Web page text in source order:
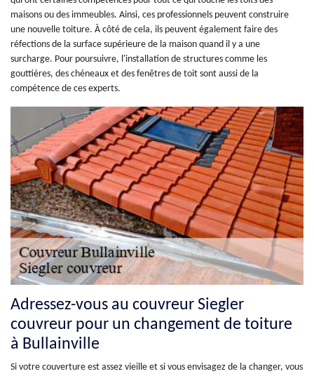
maisons ou des immeubles. Ainsi, ces professionnels peuvent construire
une nouvelle toiture. À côté de cela, ils peuvent également faire des
réfections de la surface supérieure de la maison quand il y a une
surcharge. Pour poursuivre, l'installation de structures comme les
gouttières, des chéneaux et des fenêtres de toit sont aussi de la
compétence de ces experts.
Adressez-vous au couvreur Siegler
couvreur pour un changement de toiture
à Bullainville
Si votre couverture est assez vieille et si vous envisagez de la changer, vous